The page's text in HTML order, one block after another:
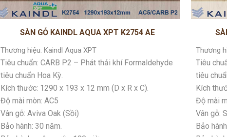
SÀN GỖ KAINDL AQUA XPT K2754 AE
Thương hiệu: Kaindl Aqua XPT
Tiêu chuẩn: CARB P2 – Phát thải khí Formaldehyde
tiêu chuẩn Hoa Kỳ.
Kích thước: 1290 x 193 x 12 mm (D x R x C).
Độ mài mòn: AC5
Vân gỗ: Aviva Oak (Sồi)
Bảo hành: 30 năm.
Thương
Tiêu
tiêu
Kích
Độ mài
Vân gỗ:
Bảo